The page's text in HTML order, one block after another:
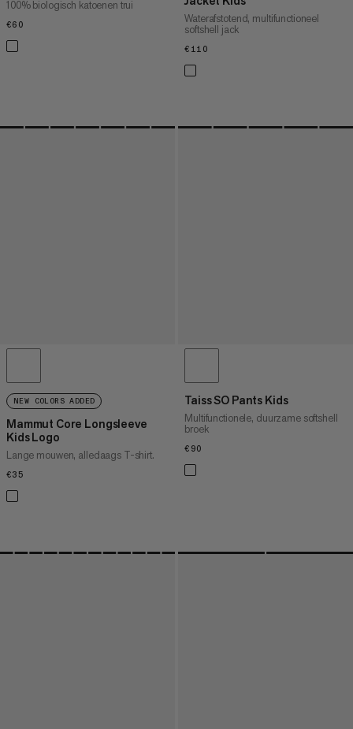
100% biologisch katoenen trui
€60
Waterafstotend, multifunctioneel
softshell jack
€110
NEW COLORS ADDED
Mammut Core Longsleeve
Kids Logo
Lange mouwen, alledaags T-shirt.
€35
Taiss SO Pants Kids
Multifunctionele, duurzame softshell
broek
€90